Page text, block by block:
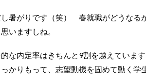
暑がりです（笑） 春就職がどうなる
いますしね。
な内定率はきちんと9割を越えていま
かりもって、志望動機を固めて動く